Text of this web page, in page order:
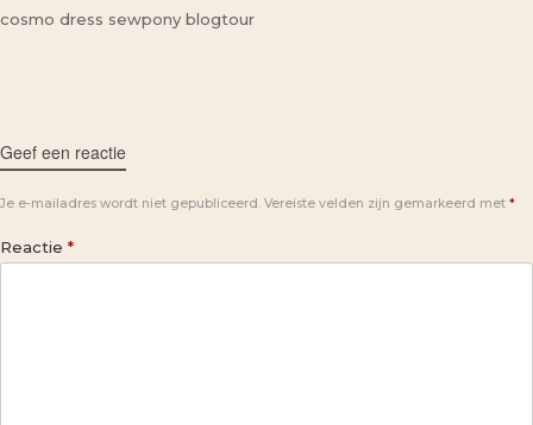
cosmo dress sewpony blogtour
Geef een reactie
Je e-mailadres wordt niet gepubliceerd. Vereiste velden zijn gemarkeerd met *
Reactie *